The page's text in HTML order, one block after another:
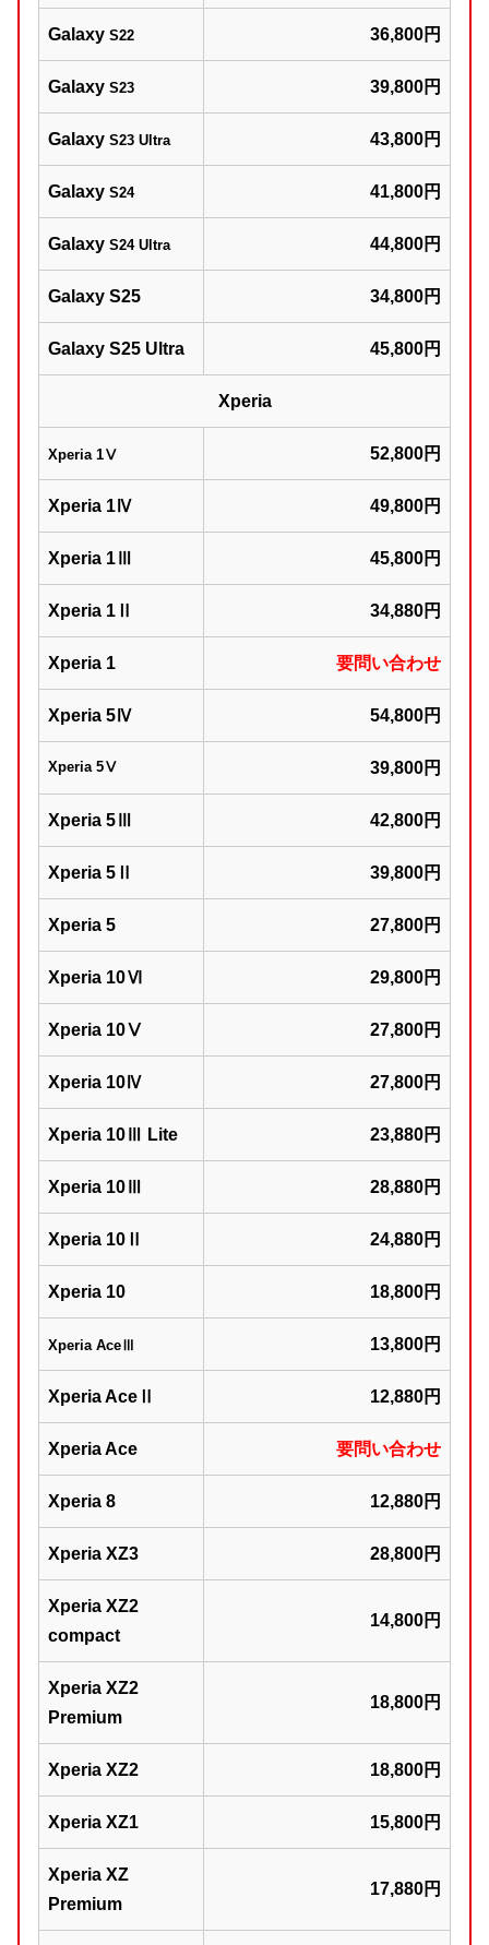
Galaxy S22 36,800円
Galaxy S23 39,800円
Galaxy S23 Ultra 43,800円
Galaxy S24 41,800円
Galaxy S24 Ultra 44,800円
Galaxy S25 34,800円
Galaxy S25 Ultra 45,800円
Xperia
Xperia 1Ⅴ 52,800円
Xperia 1Ⅳ 49,800円
Xperia 1Ⅲ 45,800円
Xperia 1Ⅱ 34,880円
Xperia 1 要問い合わせ
Xperia 5Ⅳ 54,800円
Xperia 5Ⅴ 39,800円
Xperia 5Ⅲ 42,800円
Xperia 5Ⅱ 39,800円
Xperia 5 27,800円
Xperia 10Ⅵ 29,800円
Xperia 10Ⅴ 27,800円
Xperia 10Ⅳ 27,800円
Xperia 10Ⅲ Lite 23,880円
Xperia 10Ⅲ 28,880円
Xperia 10Ⅱ 24,880円
Xperia 10 18,800円
Xperia AceⅢ 13,800円
Xperia AceⅡ 12,880円
Xperia Ace 要問い合わせ
Xperia 8 12,880円
Xperia XZ3 28,800円
Xperia XZ2
compact
14,800円
Xperia XZ2
Premium
18,800円
Xperia XZ2 18,800円
Xperia XZ1 15,800円
Xperia XZ
Premium
17,880円